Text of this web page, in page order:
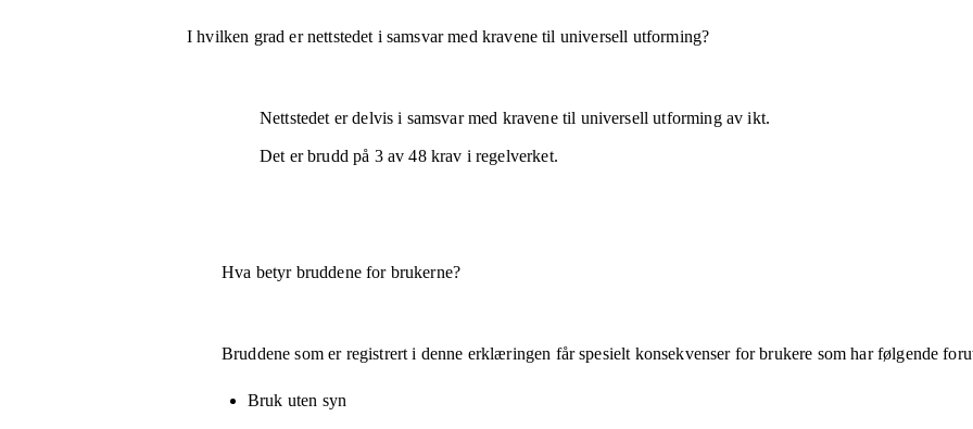
I hvilken grad er nettstedet i samsvar med kravene til universell utforming?
Nettstedet erdelvis i samsvarmed kravene til universell utforming av ikt.
Det er brudd på 3av48krav i regelverket.
Hva betyr bruddene for brukerne?
Bruddene som er registrert i denne erklæringen får spesielt konsekvenser for brukere som har følgende
Bruk uten syn